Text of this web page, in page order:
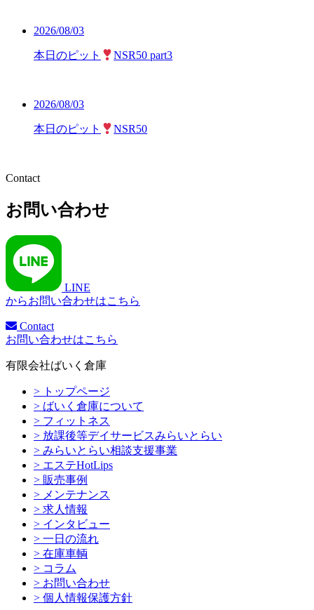
2026/08/03
本日のピット NSR50 part3
2026/08/03
本日のピット NSR50
Contact
お問い合わせ
LINE
からお問い合わせはこちら
Contact
お問い合わせはこちら
有限会社ばいく倉庫
> トップページ
> ばいく倉庫について
> フィットネス
> 放課後等デイサービスみらいとらい
> みらいとらい相談支援事業
> エステHotLips
> 販売事例
> メンテナンス
> 求人情報
> インタビュー
> 一日の流れ
> 在庫車輌
> コラム
> お問い合わせ
> 個人情報保護方針